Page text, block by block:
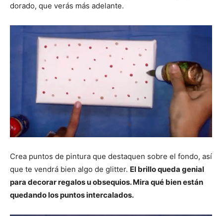
dorado, que verás más adelante.
Crea puntos de pintura que destaquen sobre el fondo, así
que te vendrá bien algo de glitter. El brillo queda genial
para decorar regalos u obsequios. Mira qué bien están
quedando los puntos intercalados.